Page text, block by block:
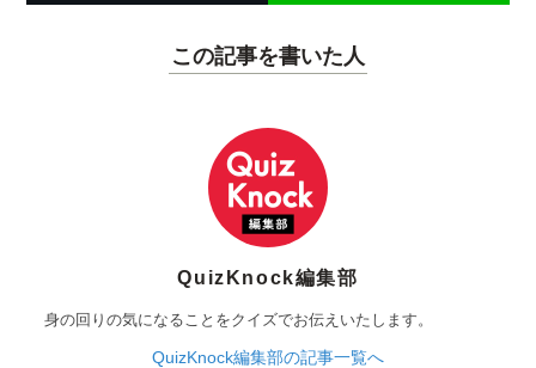
この記事を書いた人
QuizKnock編集部
身の回りの気になることをクイズでお伝えいたします。
QuizKnock編集部の記事一覧へ